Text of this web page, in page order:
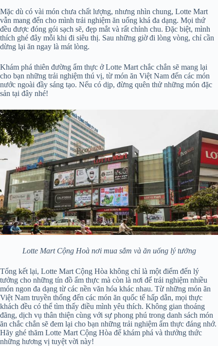
Mặc dù có vài món chưa chất lượng, nhưng nhìn chung, Lotte Mart
vẫn mang đến cho mình trải nghiệm ăn uống khá đa dạng. Mọi thứ
đều được đóng gói sạch sẽ, đẹp mắt và rất chỉnh chu. Đặc biệt, mình
thích ghé đây mỗi khi đi siêu thị. Sau những giờ đi lòng vòng, chỉ cần
dừng lại ăn ngay là mát lòng.
Khám phá thiên đường ẩm thực ở Lotte Mart chắc chắn sẽ mang lại
cho bạn những trải nghiệm thú vị, từ món ăn Việt Nam đến các món
nước ngoài đầy sáng tạo. Nếu có dịp, đừng quên thử những món đặc
sản tại đây nhé!
Lotte Mart Cộng Hoà nơi mua sắm và ăn uống lý tưởng
Tổng kết lại, Lotte Mart Cộng Hòa không chỉ là một điểm đến lý
tưởng cho những tín đồ ẩm thực mà còn là nơi để trải nghiệm nhiều
món ngon đa dạng từ các nền văn hóa khác nhau. Từ những món ăn
Việt Nam truyền thống đến các món ăn quốc tế hấp dẫn, mọi thực
khách đều có thể tìm thấy điều mình yêu thích. Không gian thoáng
đãng, dịch vụ thân thiện cùng với sự phong phú trong danh sách món
ăn chắc chắn sẽ đem lại cho bạn những trải nghiệm ẩm thực đáng nhớ.
Hãy ghé thăm Lotte Mart Cộng Hòa để khám phá và thưởng thức
những hương vị tuyệt vời này!